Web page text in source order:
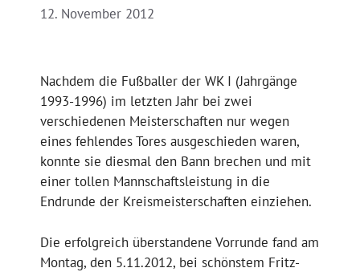
12. November 2012
Nachdem die Fußballer der WK I (Jahrgänge
1993-1996) im letzten Jahr bei zwei
verschiedenen Meisterschaften nur wegen
eines fehlendes Tores ausgeschieden waren,
konnte sie diesmal den Bann brechen und mit
einer tollen Mannschaftsleistung in die
Endrunde der Kreismeisterschaften einziehen.
Die erfolgreich überstandene Vorrunde fand am
Montag, den 5.11.2012, bei schönstem Fritz-